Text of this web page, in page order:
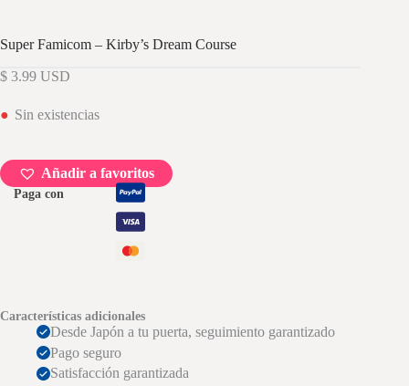
Super Famicom – Kirby’s Dream Course
$ 3.99 USD
Sin existencias
Añadir a favoritos
Paga con
Características adicionales
Desde Japón a tu puerta, seguimiento garantizado
Pago seguro
Satisfacción garantizada